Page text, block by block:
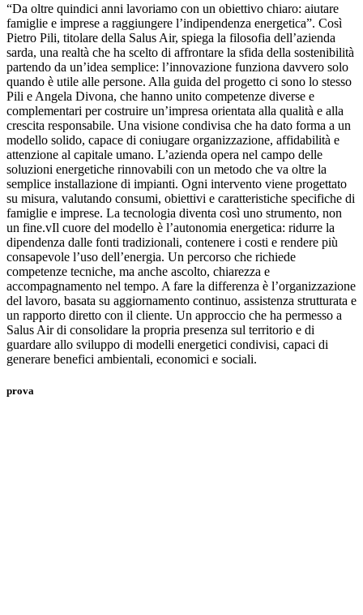
“Da oltre quindici anni lavoriamo con un obiettivo chiaro: aiutare
famiglie e imprese a raggiungere l’indipendenza energetica”. Così
Pietro Pili, titolare della Salus Air, spiega la filosofia dell’azienda
sarda, una realtà che ha scelto di affrontare la sfida della sostenibilità
partendo da un’idea semplice: l’innovazione funziona davvero solo
quando è utile alle persone. Alla guida del progetto ci sono lo stesso
Pili e Angela Divona, che hanno unito competenze diverse e
complementari per costruire un’impresa orientata alla qualità e alla
crescita responsabile. Una visione condivisa che ha dato forma a un
modello solido, capace di coniugare organizzazione, affidabilità e
attenzione al capitale umano. L’azienda opera nel campo delle
soluzioni energetiche rinnovabili con un metodo che va oltre la
semplice installazione di impianti. Ogni intervento viene progettato
su misura, valutando consumi, obiettivi e caratteristiche specifiche di
famiglie e imprese. La tecnologia diventa così uno strumento, non
un fine.vIl cuore del modello è l’autonomia energetica: ridurre la
dipendenza dalle fonti tradizionali, contenere i costi e rendere più
consapevole l’uso dell’energia. Un percorso che richiede
competenze tecniche, ma anche ascolto, chiarezza e
accompagnamento nel tempo. A fare la differenza è l’organizzazione
del lavoro, basata su aggiornamento continuo, assistenza strutturata e
un rapporto diretto con il cliente. Un approccio che ha permesso a
Salus Air di consolidare la propria presenza sul territorio e di
guardare allo sviluppo di modelli energetici condivisi, capaci di
generare benefici ambientali, economici e sociali.
prova